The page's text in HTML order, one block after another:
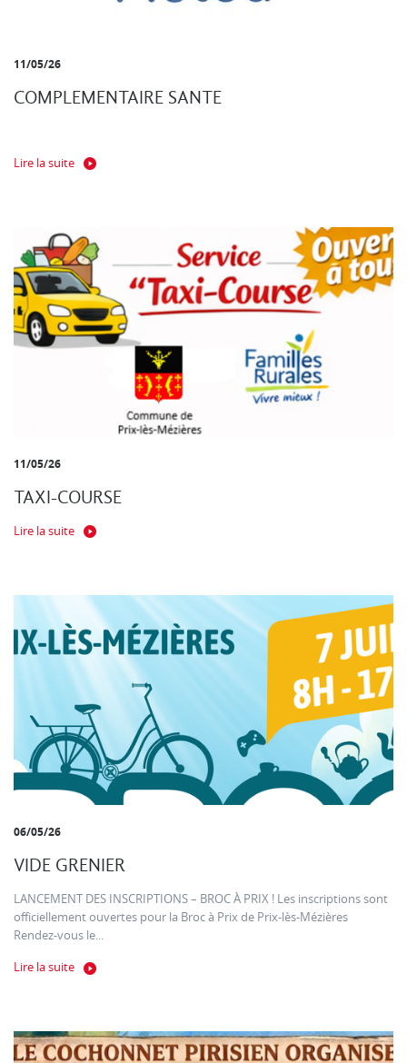
11/05/26
COMPLEMENTAIRE SANTE
Lire la suite
11/05/26
TAXI-COURSE
Lire la suite
06/05/26
VIDE GRENIER
LANCEMENT DES INSCRIPTIONS – BROC À PRIX ! Les inscriptions sont
officiellement ouvertes pour la Broc à Prix de Prix-lès-Mézières
Rendez-vous le...
Lire la suite